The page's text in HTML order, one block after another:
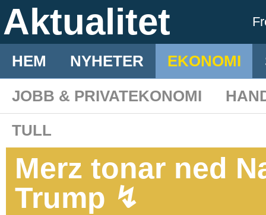
Aktualitet
HEM NYHETER EKONOMI
JOBB & PRIVATEKONOMI
TULL
Merz tonar ned
Trump ↯